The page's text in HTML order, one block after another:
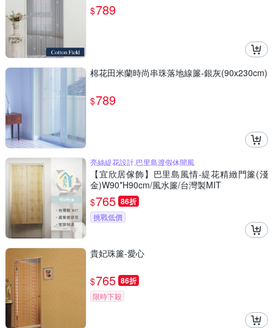
$789
棉花田米蘭時尚串珠落地線簾-銀灰(90x230cm)
$789
亮絲緹花設計,巴里島渡假休閒風
【宜欣居傢飾】巴里島風情-緹花精緻門簾(淺
金)W90*H90cm/風水簾/台灣製MIT
$765 86折
挑戰低價
貴妃珠簾-愛心
$765 86折
限時下殺